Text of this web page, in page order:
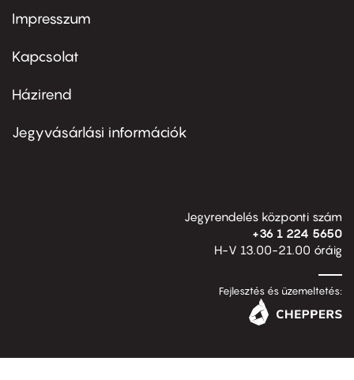
Footer
first
Impresszum
Kapcsolat
Footer
second
Házirend
Jegyvásárlási információk
Jegyrendelés központi szám
+36 1 224 5650
H-V 13.00-21.00 óráig
Fejlesztés és üzemeltetés: